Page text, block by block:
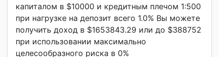
капиталом в $10000 и кредитным плечом 1:500
при нагрузке на депозит всего 1.0% Вы можете
получить доход в $1653843.29 или до $388752
при использовании максимально
целесообразного риска в 0%